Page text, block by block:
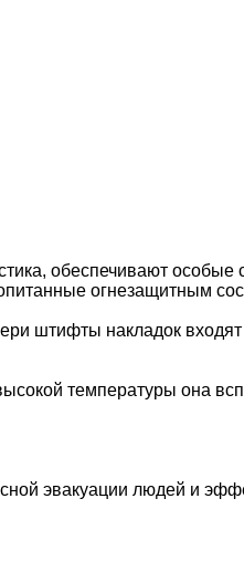
обеспечивают особые
огнезащитным
штифты накладок
температуры она
эвакуации людей и